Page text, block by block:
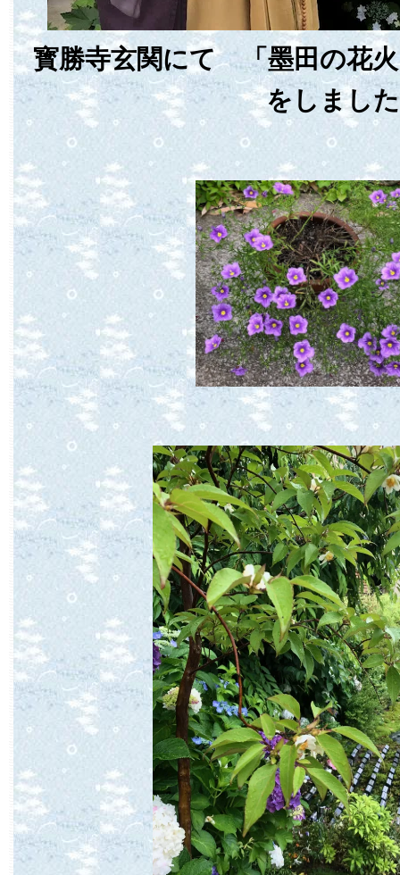
寳勝寺玄関にて 「墨田の花
をしました